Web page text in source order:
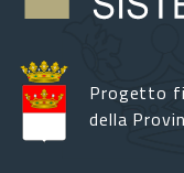
Progetto
della